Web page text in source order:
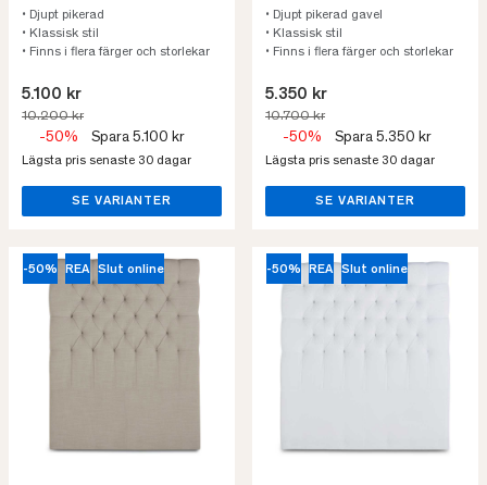
• Djupt pikerad
• Klassisk stil
• Finns i flera färger och storlekar
5.100 kr
10.200 kr
-50% Spara 5.100 kr
Lägsta pris senaste 30 dagar
SE VARIANTER
• Djupt pikerad gavel
• Klassisk stil
• Finns i flera färger och storlekar
5.350 kr
10.700 kr
-50% Spara 5.350 kr
Lägsta pris senaste 30 dagar
SE VARIANTER
-50% REA Slut online -50% REA Slut online